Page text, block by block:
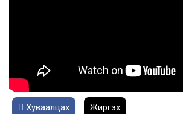
Хуваалцах Жиргэх